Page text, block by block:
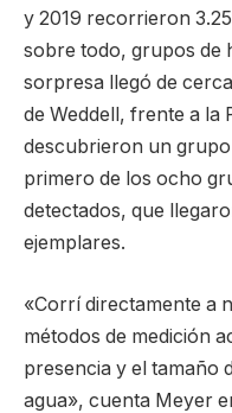
y 2019 recorrieron
sobre todo, grupos de
sorpresa llegó de
de Weddell, frente a la
descubrieron un grupo
primero de los ocho
detectados, que
ejemplares.
«Corrí directamente a
métodos de medición
presencia y el tamaño
agua», cuenta Meyer